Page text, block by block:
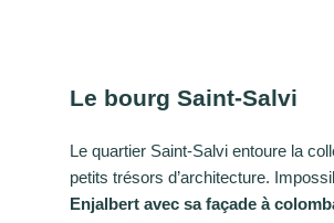
Le bourg Saint-Salvi
Le quartier Saint-Salvi entoure la
petits trésors d’architecture.
Enjalbert avec sa façade à